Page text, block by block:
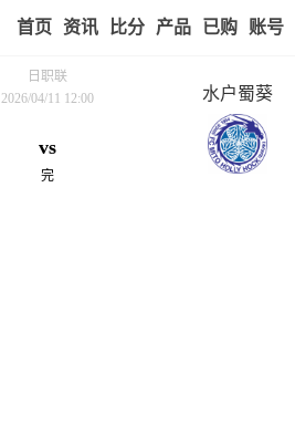
首页 赢家视点赛事比分实战版入口
我的
日职联
2026/04/11 12:00
vs
完
水户蜀葵